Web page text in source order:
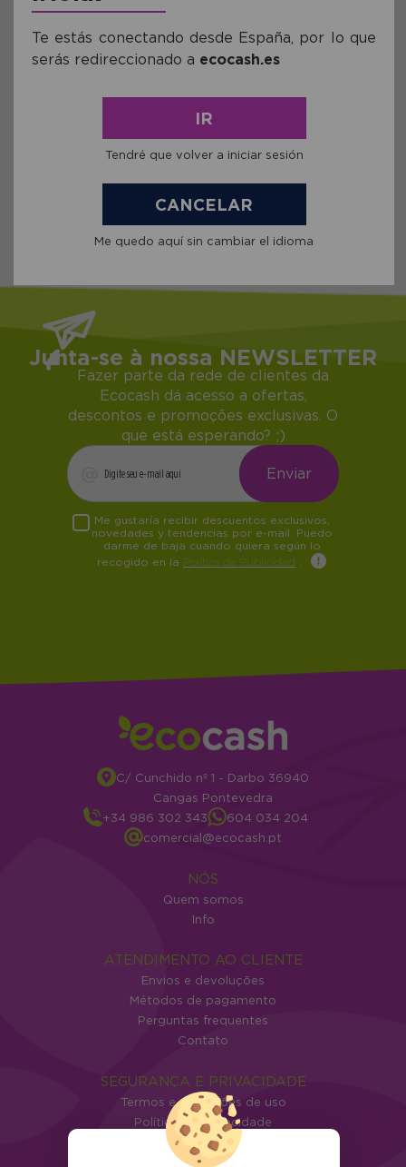
Junta-se à nossa NEWSLETTER
Fazer parte da rede de clientes da
Ecocash dá acesso a ofertas,
descontos e promoções exclusivas. O
que está esperando? ;)
Me gustaría recibir descuentos exclusivos,
novedades y tendencias por e-mail. Puedo
darme de baja cuando quiera según lo
recogido en la Política de Publicidad
C/ Cunchido nº 1 - Darbo 36940
Cangas Pontevedra
+34 986 302 343
604 034 204
comercial@ecocash.pt
NÓS
Quem somos
Info
ATENDIMENTO AO CLIENTE
Envios e devoluções
Métodos de pagamento
Perguntas frequentes
Contato
SEGURANÇA E PRIVACIDADE
Termos e condições de uso
Política de privacidade
Política de cookies
Te estás conectando desde España, por lo que
serás redireccionado a ecocash.es
IR
Tendré que volver a iniciar sesión
CANCELAR
Me quedo aquí sin cambiar el idioma